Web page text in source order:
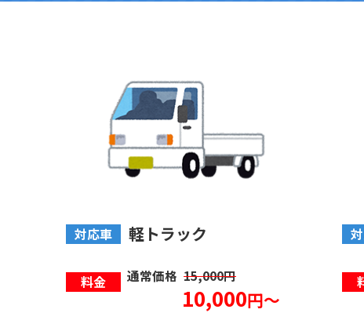
対応車 軽トラック
料金 通常価格 15,000円
10,000円～